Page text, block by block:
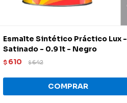
Esmalte Sintético Práctico Lux -
Satinado - 0.9 lt - Negro
$ 610 $642